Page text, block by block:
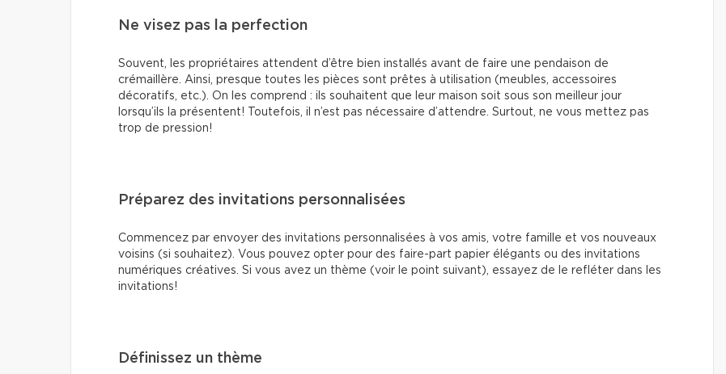
Ne visez pas la perfection
Souvent, les propriétaires attendent d’être bien installés avant de faire une pendaison de
crémaillère. Ainsi, presque toutes les pièces sont prêtes à utilisation (meubles, accessoires
décoratifs, etc.). On les comprend : ils souhaitent que leur maison soit sous son meilleur jour
lorsqu’ils la présentent! Toutefois, il n’est pas nécessaire d’attendre. Surtout, ne vous mettez pas
trop de pression!
Préparez des invitations personnalisées
Commencez par envoyer des invitations personnalisées à vos amis, votre famille et vos nouveaux
voisins (si souhaitez). Vous pouvez opter pour des faire-part papier élégants ou des invitations
numériques créatives. Si vous avez un thème (voir le point suivant), essayez de le refléter dans les
invitations!
Définissez un thème